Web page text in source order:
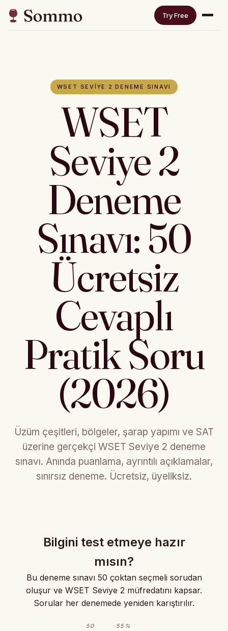
Try Free
WSET SEVIYE 2 DENEME SINAVI
WSET
Seviye 2
Deneme
Sınavı: 50
Ücretsiz
Cevaplı
Pratik Soru
(2026)
Üzüm çeşitleri, bölgeler, şarap yapımı ve SAT
üzerine gerçekçi WSET Seviye 2 deneme
sınavı. Anında puanlama, ayrıntılı açıklamalar,
sınırsız deneme. Ücretsiz, üyeliksiz.
Bilgini test etmeye hazır
mısın?
Bu deneme sınavı 50 çoktan seçmeli sorudan
oluşur ve WSET Seviye 2 müfredatını kapsar.
Sorular her denemede yeniden karıştırılır.
50 55%